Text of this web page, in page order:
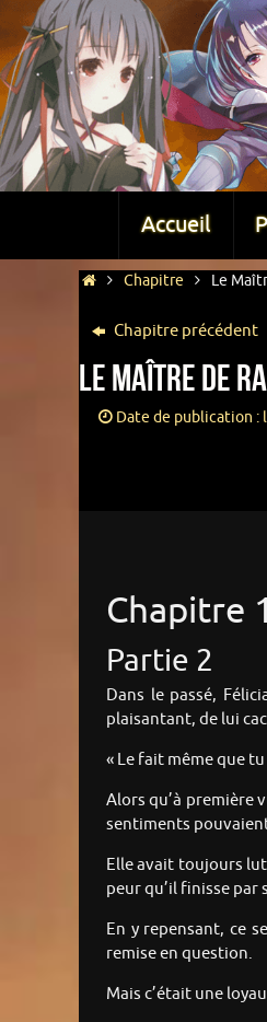
Accueil
Chapitre Le
Chapitre précédent
Le Maître de
Date de publication :
Chapitre
Partie 2
Dans le passé,
plaisantant, de lui
« Le fait même que
Alors qu’à première
sentiments
Elle avait toujours
peur qu’il finisse par
En y repensant, ce
remise en question.
Mais c’était une